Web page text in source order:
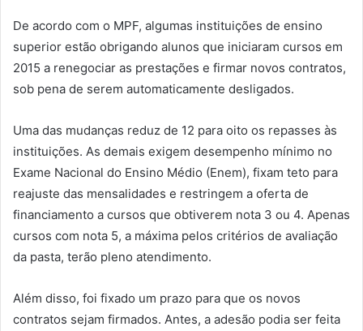
De acordo com o MPF, algumas instituições de ensino
superior estão obrigando alunos que iniciaram cursos em
2015 a renegociar as prestações e firmar novos contratos,
sob pena de serem automaticamente desligados.
Uma das mudanças reduz de 12 para oito os repasses às
instituições. As demais exigem desempenho mínimo no
Exame Nacional do Ensino Médio (Enem), fixam teto para
reajuste das mensalidades e restringem a oferta de
financiamento a cursos que obtiverem nota 3 ou 4. Apenas
cursos com nota 5, a máxima pelos critérios de avaliação
da pasta, terão pleno atendimento.
Além disso, foi fixado um prazo para que os novos
contratos sejam firmados. Antes, a adesão podia ser feita